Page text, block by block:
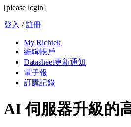
[please login]
登入 /註冊
My Richtek
編輯帳戶
Datasheet更新通知
電子報
訂購記錄
AI 伺服器升級的